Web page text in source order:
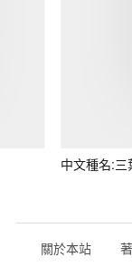
中文種名:三
關於本站